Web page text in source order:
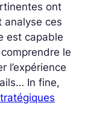
ont
analyse ces
est capable
le
l’expérience
In fine,